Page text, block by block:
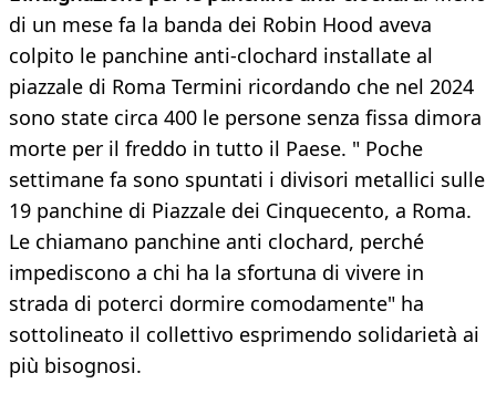
di un mese fa la banda dei Robin Hood aveva
colpito le panchine anti-clochard installate al
piazzale di Roma Termini ricordando che nel 2024
sono state circa 400 le persone senza fissa dimora
morte per il freddo in tutto il Paese. " Poche
settimane fa sono spuntati i divisori metallici sulle
19 panchine di Piazzale dei Cinquecento, a Roma.
Le chiamano panchine anti clochard, perché
impediscono a chi ha la sfortuna di vivere in
strada di poterci dormire comodamente" ha
sottolineato il collettivo esprimendo solidarietà ai
più bisognosi.